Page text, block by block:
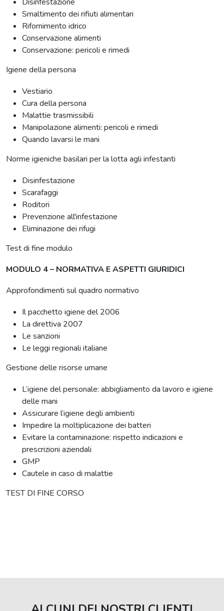
Smaltimento dei rifiuti alimentari
Rifornimento idrico
Conservazione alimenti
Conservazione: pericoli e rimedi
Igiene della persona
Vestiario
Cura della persona
Malattie trasmissibili
Manipolazione alimenti: pericoli e rimedi
Quando lavarsi le mani
Norme igieniche basilari per la lotta agli infestanti
Disinfestazione
Scarafaggi
Roditori
Prevenzione all'infestazione
Eliminazione dei rifugi
Test di fine modulo
MODULO 4 – NORMATIVA E ASPETTI GIURIDICI
Approfondimenti sul quadro normativo
Il pacchetto igiene del 2006
La direttiva 2007
Le sanzioni
Le leggi regionali italiane
Gestione delle risorse umane
L’igiene del personale: abbigliamento da lavoro e igiene
delle mani
Assicurare l’igiene degli ambienti
Impedire la moltiplicazione dei batteri
Evitare la contaminazione: rispetto indicazioni e
prescrizioni aziendali
GMP
Cautele in caso di malattie
TEST DI FINE CORSO